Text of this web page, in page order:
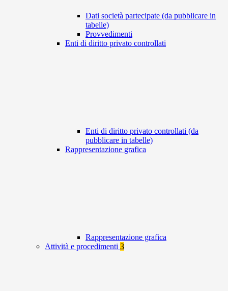
Dati società partecipate (da pubblicare in
tabelle)
Provvedimenti
Enti di diritto privato controllati
Enti di diritto privato controllati (da
pubblicare in tabelle)
Rappresentazione grafica
Rappresentazione grafica
Attività e procedimenti 3